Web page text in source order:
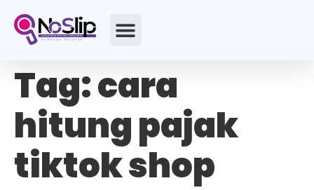
Tag:cara
hitung pajak
tiktok shop